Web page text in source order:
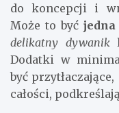
do koncepcji i
Może to być
delikatny dywanik
Dodatki w
być
całości,